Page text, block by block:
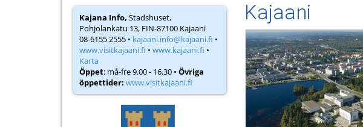
Kajana Info, Stadshuset,
Pohjolankatu 13, FIN-87100 Kajaani
08-6155 2555 • kajaani.info@kajaani.fi •
www.visitkajaani.fi • www.kajaani.fi •
Karta
Öppet: må-fre 9.00 - 16.30 • Övriga
öppettider: www.visitkajaani.fi
Kajaani